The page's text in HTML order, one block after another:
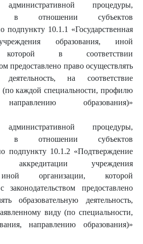
процедуры,
в отношении субъектов
подпункту 10.1.1 «Государственная
образования, иной
которой в соответствии
предоставлено право осуществлять
деятельность, на соответствие
(по каждой специальности, профилю
образования)»
процедуры,
в отношении субъектов
подпункту 10.1.2 «Подтверждение
аккредитации учреждения
иной организации, которой
законодательством предоставлено
образовательную деятельность,
виду (по специальности,
направлению образования)»